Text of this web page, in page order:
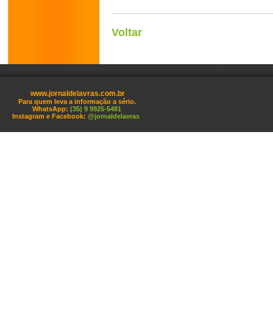
Voltar
www.jornaldelavras.com.br
Para quem leva a informação a sério.
WhatsApp: (35) 9 9925-5481
Instagram e Facebook: @jornaldelavras